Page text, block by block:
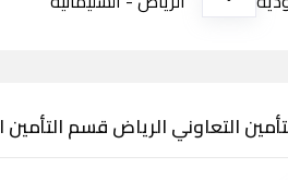
التعاوني الرياض قسم